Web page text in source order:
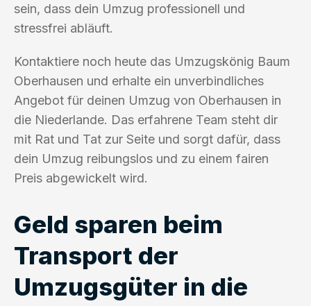
sein, dass dein Umzug professionell und
stressfrei abläuft.
Kontaktiere noch heute das Umzugskönig Baum
Oberhausen und erhalte ein unverbindliches
Angebot für deinen Umzug von Oberhausen in
die Niederlande. Das erfahrene Team steht dir
mit Rat und Tat zur Seite und sorgt dafür, dass
dein Umzug reibungslos und zu einem fairen
Preis abgewickelt wird.
Geld sparen beim
Transport der
Umzugsgüter in die